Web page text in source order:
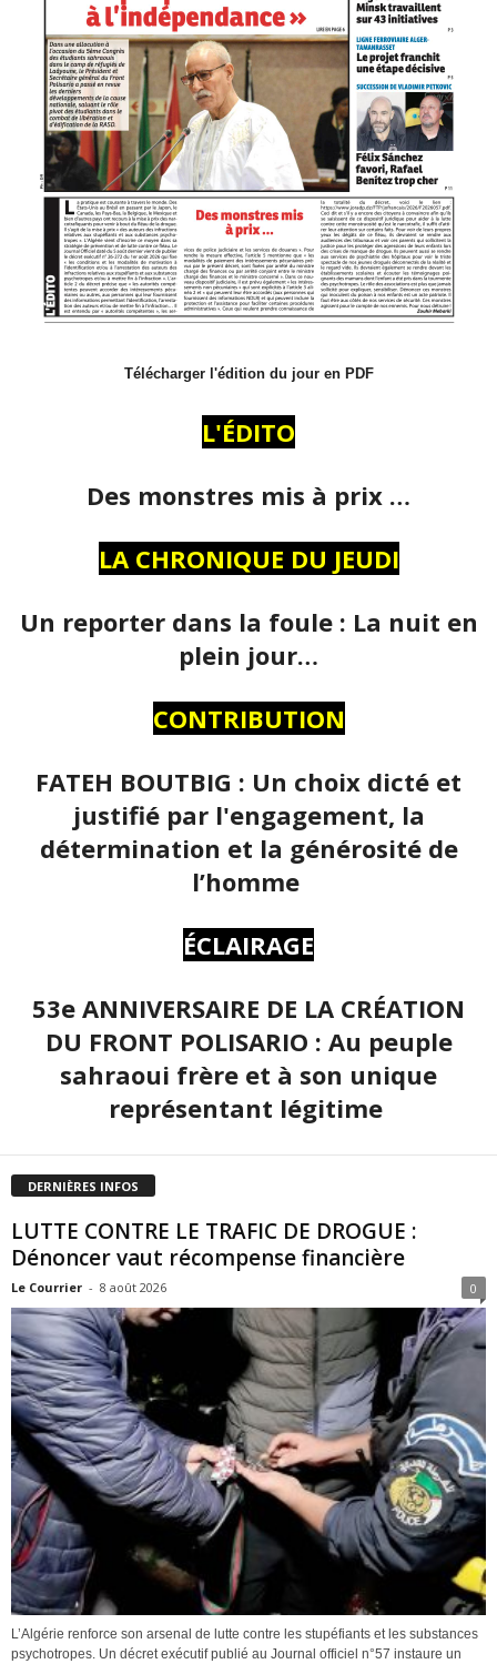
Télécharger l'édition du jour en PDF
L'ÉDITO
Des monstres mis à prix …
LA CHRONIQUE DU JEUDI
Un reporter dans la foule : La nuit en
plein jour…
CONTRIBUTION
FATEH BOUTBIG : Un choix dicté et
justifié par l'engagement, la
détermination et la générosité de
l’homme
ÉCLAIRAGE
53e ANNIVERSAIRE DE LA CRÉATION
DU FRONT POLISARIO : Au peuple
sahraoui frère et à son unique
représentant légitime
DERNIÈRES INFOS
LUTTE CONTRE LE TRAFIC DE DROGUE :
Dénoncer vaut récompense financière
Le Courrier - 8 août 2026 0
L’Algérie renforce son arsenal de lutte contre les stupéfiants et les substances
psychotropes. Un décret exécutif publié au Journal officiel n°57 instaure un